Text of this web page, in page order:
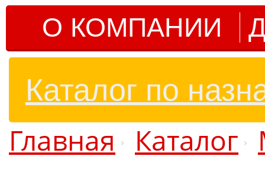
О КОМПАНИИ
Каталог по
Главная Каталог